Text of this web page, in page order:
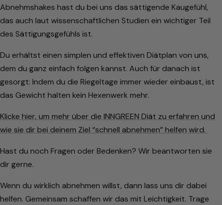
Abnehmshakes hast du bei uns das sättigende Kaugefühl,
das auch laut wissenschaftlichen Studien ein wichtiger Teil
des Sättigungsgefühls ist.
Du erhältst einen simplen und effektiven Diätplan von uns,
dem du ganz einfach folgen kannst. Auch für danach ist
gesorgt: Indem du die Riegeltage immer wieder einbaust, ist
das Gewicht halten kein Hexenwerk mehr.
Klicke hier, um mehr über die INNGREEN Diät zu erfahren und
wie sie dir bei deinem Ziel “schnell abnehmen” helfen wird.
Hast du noch Fragen oder Bedenken? Wir beantworten sie
dir gerne.
Wenn du wirklich abnehmen willst, dann lass uns dir dabei
helfen. Gemeinsam schaffen wir das mit Leichtigkeit. Trage